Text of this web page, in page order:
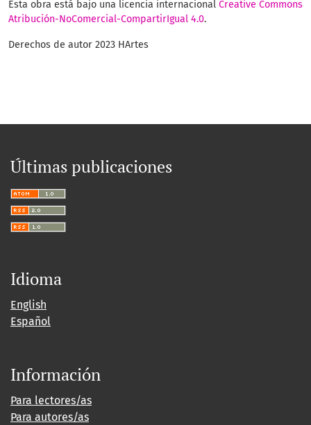
Esta obra está bajo una licencia internacional Creative Commons
Atribución-NoComercial-CompartirIgual 4.0.
Derechos de autor 2023 HArtes
Últimas publicaciones
Idioma
English
Español
Información
Para lectores/as
Para autores/as